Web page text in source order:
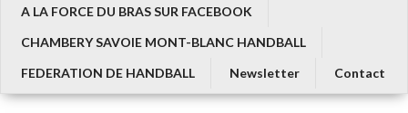
A LA FORCE DU BRAS SUR FACEBOOK
CHAMBERY SAVOIE MONT-BLANC HANDBALL
FEDERATION DE HANDBALL
Newsletter Contact